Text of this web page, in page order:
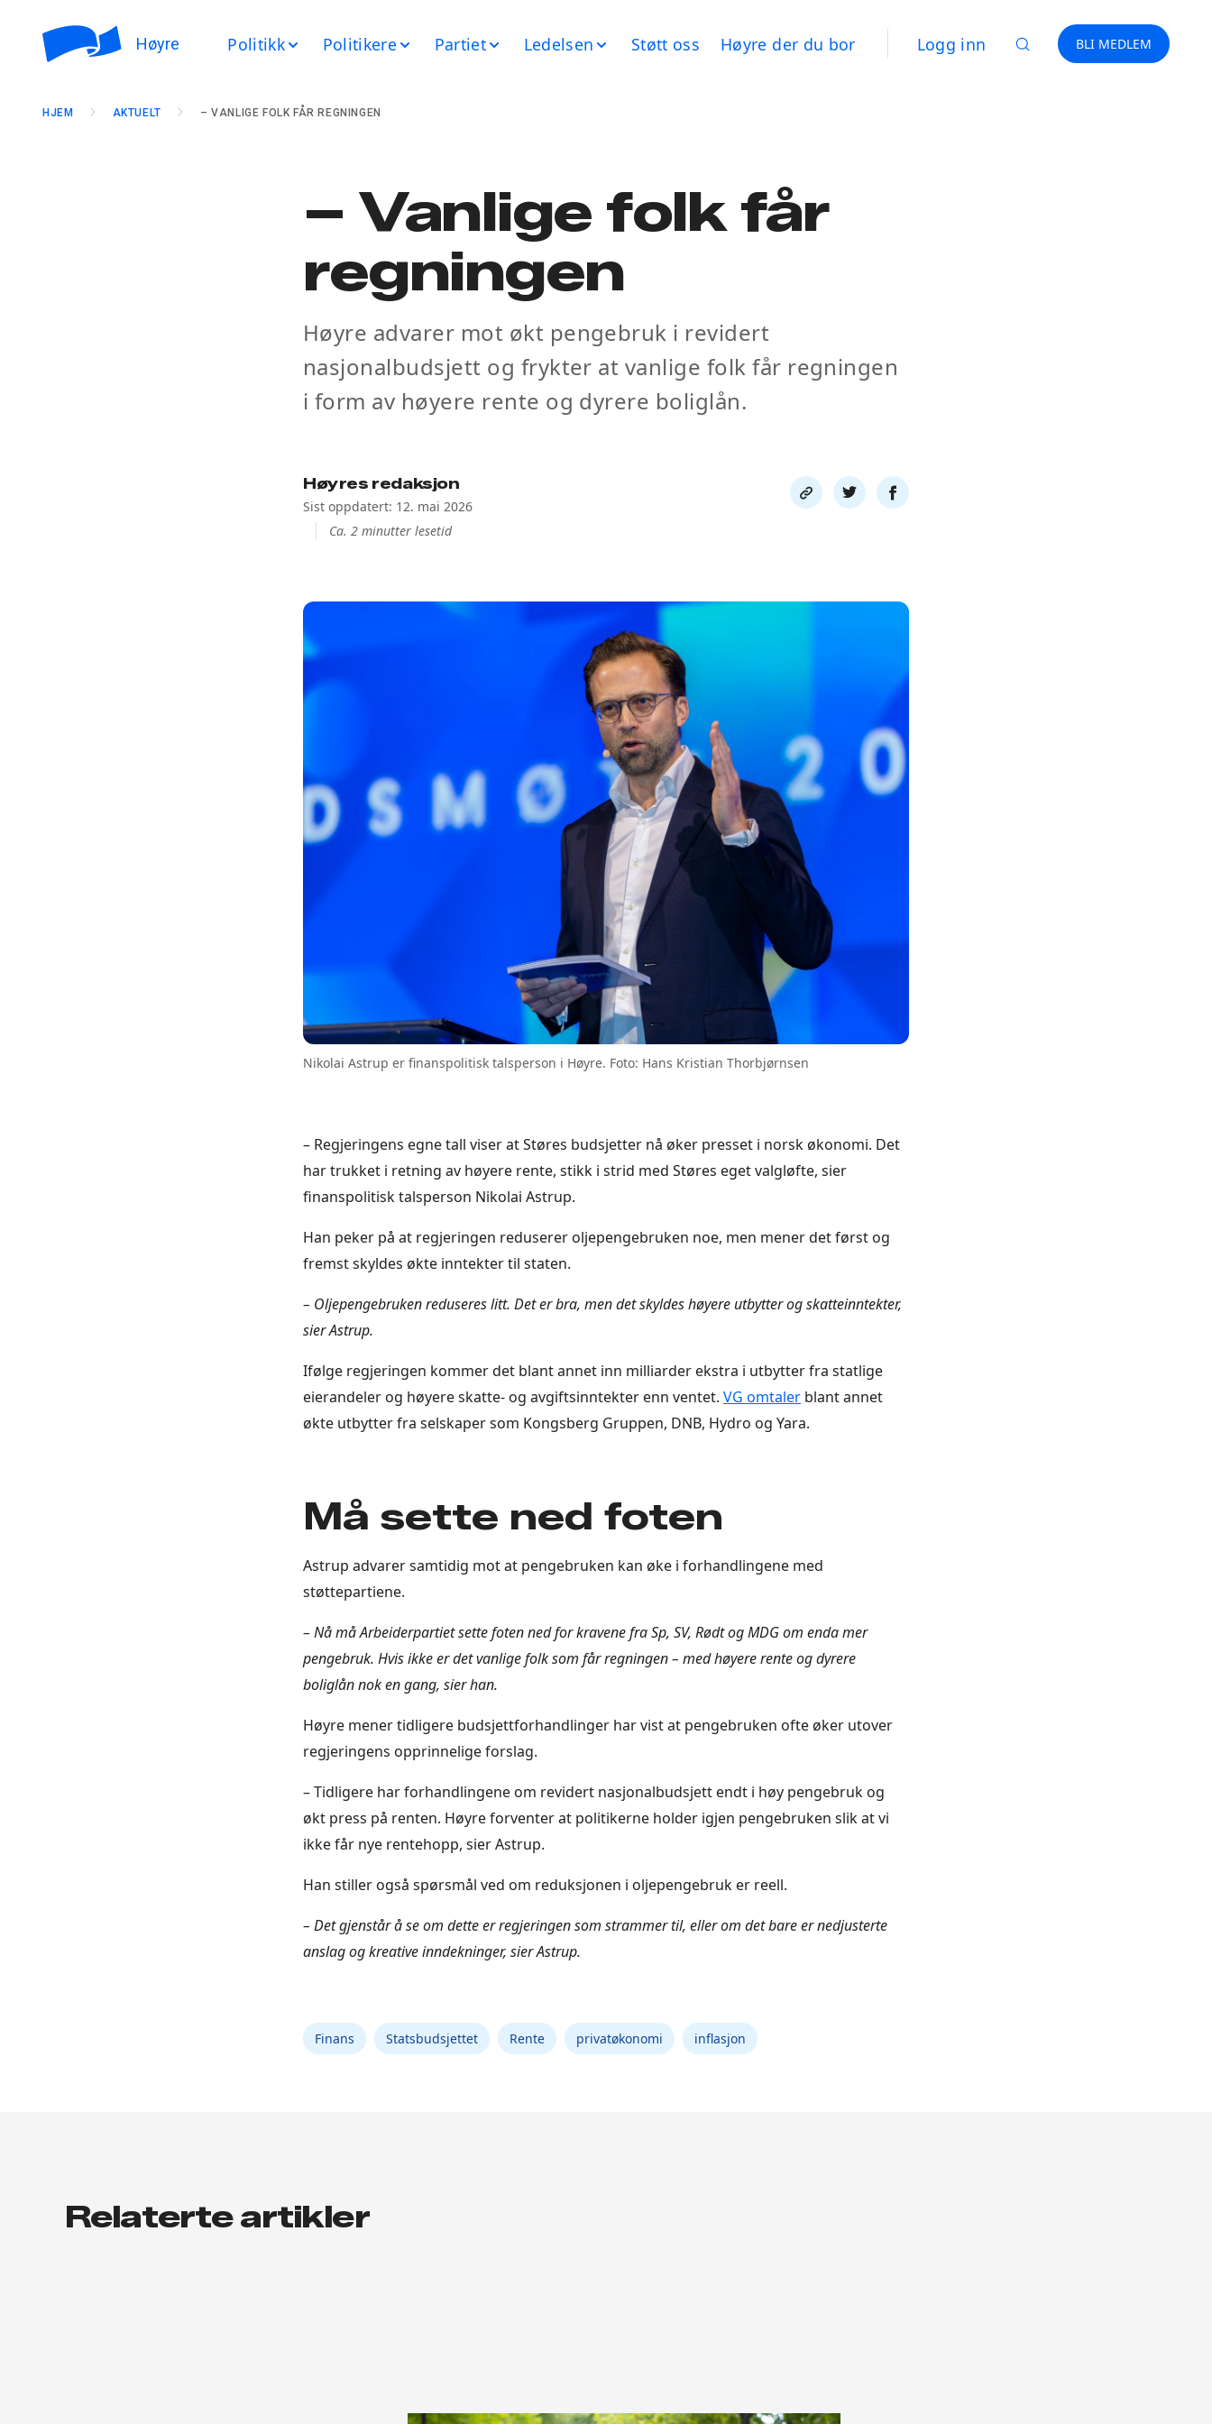
Høyre Politikk Politikere Partiet Ledelsen Støtt oss Høyre der du bor Logg inn BLI MEDLEM
HJEM AKTUELT – VANLIGE FOLK FÅR REGNINGEN
– Vanlige folk får
regningen
Høyre advarer mot økt pengebruk i revidert
nasjonalbudsjett og frykter at vanlige folk får regningen
i form av høyere rente og dyrere boliglån.
Høyres redaksjon
Sist oppdatert: 12. mai 2026
Ca. 2 minutter lesetid
Del
link
Del
på
Del
på
Nikolai Astrup er finanspolitisk talsperson i Høyre. Foto: Hans Kristian Thorbjørnsen
– Regjeringens egne tall viser at Støres budsjetter nå øker presset i norsk økonomi. Det
har trukket i retning av høyere rente, stikk i strid med Støres eget valgløfte, sier
finanspolitisk talsperson Nikolai Astrup.
Han peker på at regjeringen reduserer oljepengebruken noe, men mener det først og
fremst skyldes økte inntekter til staten.
– Oljepengebruken reduseres litt. Det er bra, men det skyldes høyere utbytter og skatteinntekter,
sier Astrup.
Ifølge regjeringen kommer det blant annet inn milliarder ekstra i utbytter fra statlige
eierandeler og høyere skatte- og avgiftsinntekter enn ventet. VG omtaler blant annet
økte utbytter fra selskaper som Kongsberg Gruppen, DNB, Hydro og Yara.
Må sette ned foten
Astrup advarer samtidig mot at pengebruken kan øke i forhandlingene med
støttepartiene.
– Nå må Arbeiderpartiet sette foten ned for kravene fra Sp, SV, Rødt og MDG om enda mer
pengebruk. Hvis ikke er det vanlige folk som får regningen – med høyere rente og dyrere
boliglån nok en gang, sier han.
Høyre mener tidligere budsjettforhandlinger har vist at pengebruken ofte øker utover
regjeringens opprinnelige forslag.
– Tidligere har forhandlingene om revidert nasjonalbudsjett endt i høy pengebruk og
økt press på renten. Høyre forventer at politikerne holder igjen pengebruken slik at vi
ikke får nye rentehopp, sier Astrup.
Han stiller også spørsmål ved om reduksjonen i oljepengebruk er reell.
– Det gjenstår å se om dette er regjeringen som strammer til, eller om det bare er nedjusterte
anslag og kreative inndekninger, sier Astrup.
Finans Statsbudsjettet Rente privatøkonomi inflasjon
Relaterte artikler